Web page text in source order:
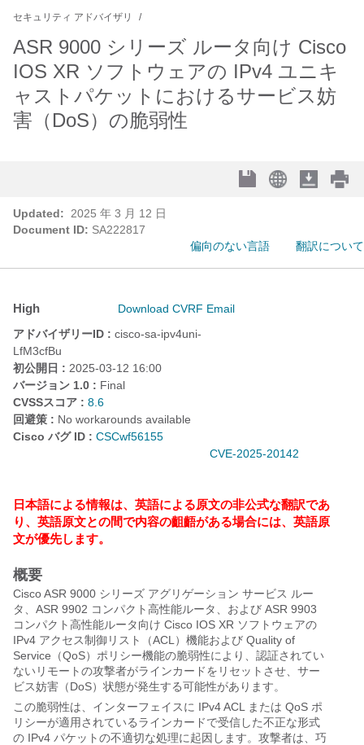
セキュリティ アドバイザリ
ASR 9000 シリーズ ルータ向け Cisco
IOS XR ソフトウェアの IPv4 ユニキ
ャストパケットにおけるサービス妨
害（DoS）の脆弱性
Updated:
2025 年 3 月 12 日
Document ID: SA222817
偏向のない言語
翻訳について
High Download CVRF Email
アドバイザリーID : cisco-sa-ipv4uni-
LfM3cfBu
初公開日 : 2025-03-12 16:00
バージョン 1.0 : Final
CVSSスコア : 8.6
回避策 : No workarounds available
Cisco バグ ID : CSCwf56155
CVE-2025-20142
日本語による情報は、英語による原文の非公式な翻訳であ
り、英語原文との間で内容の齟齬がある場合には、英語原
文が優先します。
概要
Cisco ASR 9000 シリーズ アグリゲーション サービス ルー
タ、ASR 9902 コンパクト高性能ルータ、および ASR 9903
コンパクト高性能ルータ向け Cisco IOS XR ソフトウェアの
IPv4 アクセス制御リスト（ACL）機能および Quality of
Service（QoS）ポリシー機能の脆弱性により、認証されてい
ないリモートの攻撃者がラインカードをリセットさせ、サー
ビス妨害（DoS）状態が発生する可能性があります。
この脆弱性は、インターフェイスに IPv4 ACL または QoS ポ
リシーが適用されているラインカードで受信した不正な形式
の IPv4 パケットの不適切な処理に起因します。攻撃者は、巧